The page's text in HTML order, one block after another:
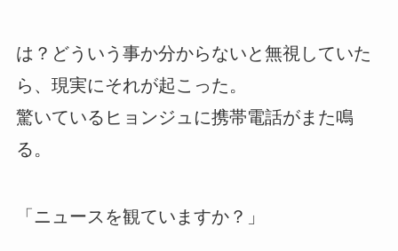
は？どういう事か分からないと無視していた
ら、現実にそれが起こった。
驚いているヒョンジュに携帯電話がまた鳴
る。
「ニュースを観ていますか？」